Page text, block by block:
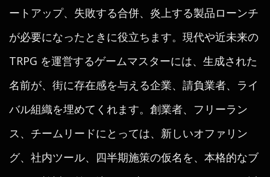
ートアップ、失敗する合併、炎上する製品ローンチ
が必要になったときに役立ちます。現代や近未来の
TRPG を運営するゲームマスターには、生成された
名前が、街に存在感を与える企業、請負業者、ライ
バル組織を埋めてくれます。創業者、フリーラン
ス、チームリードにとっては、新しいオファリン
グ、社内ツール、四半期施策の仮名を、本格的なブ